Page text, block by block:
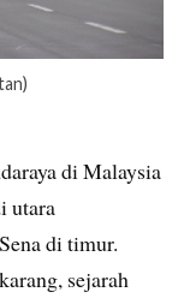
di Malaysia
utara
di timur.
sejarah